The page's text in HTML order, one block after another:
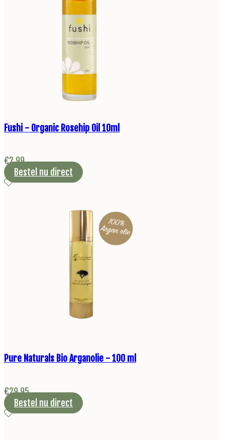
Fushi - Organic Rosehip Oil 10ml
€2,99
Bestel nu direct
Pure Naturals Bio Arganolie - 100 ml
€29,95
Bestel nu direct